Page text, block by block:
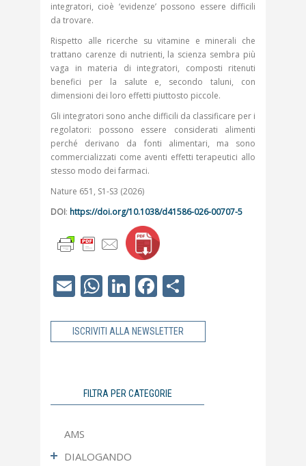
integratori, cioè ‘evidenze’ possono essere difficili
da trovare.
Rispetto alle ricerche su vitamine e minerali che
trattano carenze di nutrienti, la scienza sembra più
vaga in materia di integratori, composti ritenuti
benefici per la salute e, secondo taluni, con
dimensioni dei loro effetti piuttosto piccole.
Gli integratori sono anche difficili da classificare per i
regolatori: possono essere considerati alimenti
perché derivano da fonti alimentari, ma sono
commercializzati come aventi effetti terapeutici allo
stesso modo dei farmaci.
Nature 651, S1-S3 (2026)
DOI: https://doi.org/10.1038/d41586-026-00707-5
EmailWhatsApp
LinkedIn
Facebook
ISCRIVITI ALLA NEWSLETTER
FILTRA PER CATEGORIE
AMS
DIALOGANDO